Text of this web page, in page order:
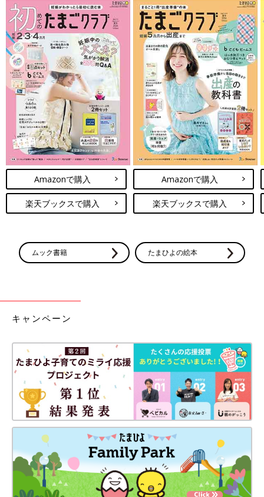
Amazonで購入
楽天ブックスで購入
Amazonで購入
楽天ブックスで購入
ムック書籍 たまひよの絵本
キャンペーン